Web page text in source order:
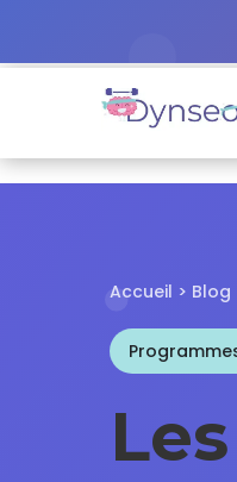
Accueil > Blog